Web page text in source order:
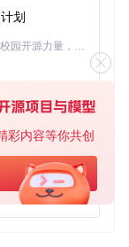
彩内容等你共创
划
「源启盛夏」暑期校园开发者成长计划旨在激活校园开源力量，通过积分激励、认证扶持、资源倾斜等形式，引导高校组织和开发者完成「入驻 — 建项目 — 做贡献 — 获认证 — 得资源」的完整闭环。无论你是想带领社团入驻平台的组织者，还是希望用代码贡献证明自己的开发者，都能在这里找到属于你的成长路径。
基于Python的Xiaozhi AI，适用于想要完整Xiaozhi体验而无需拥有专用硬件的用户。